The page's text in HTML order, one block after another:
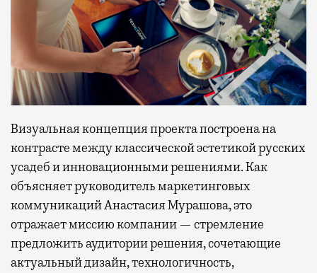
Визуальная концепция проекта построена на
контрасте между классической эстетикой русских
усадеб и инновационными решениями. Как
объясняет руководитель маркетинговых
коммуникаций Анастасия Мурашова, это
отражает миссию компании — стремление
предложить аудитории решения, сочетающие
актуальный дизайн, технологичность,